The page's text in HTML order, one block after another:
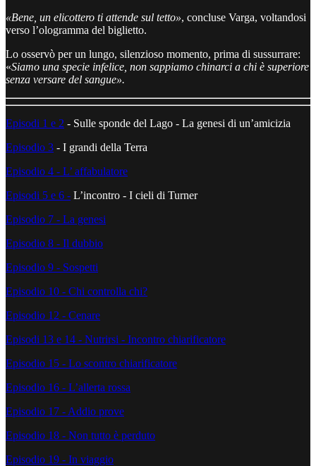
«Bene, un elicottero ti attende sul tetto», concluse Varga, voltandosi
verso l’ologramma del biglietto.
Lo osservò per un lungo, silenzioso momento, prima di sussurrare:
«Siamo una specie infelice, non sappiamo chinarci a chi è superiore
senza versare del sangue».
Episodi 1 e 2 - Sulle sponde del Lago - La genesi di un’amicizia
Episodio 3 - I grandi della Terra
Episodio 4 - L’ affabulatore
Episodi 5 e 6 - L’incontro - I cieli di Turner
Episodio 7 - La genesi
Episodio 8 - Il dubbio
Episodio 9 - Sospetti
Episodio 10 - Chi controlla chi?
Episodio 12 - Cenare
Episodi 13 e 14 - Nutrirsi - Incontro chiarificatore
Episodio 15 - Lo scontro chiarificatore
Episodio 16 - L’allerta rossa
Episodio 17 - Addio prove
Episodio 18 - Non tutto è perduto
Episodio 19 - In viaggio